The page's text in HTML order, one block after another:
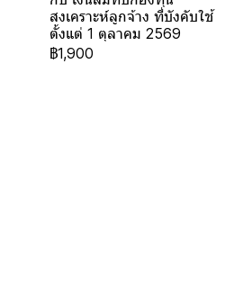
สงเคราะห์ลูกจ้าง ที่บังคับใช้
ตั้งแต่ 1 ตุลาคม 2569
฿1,900